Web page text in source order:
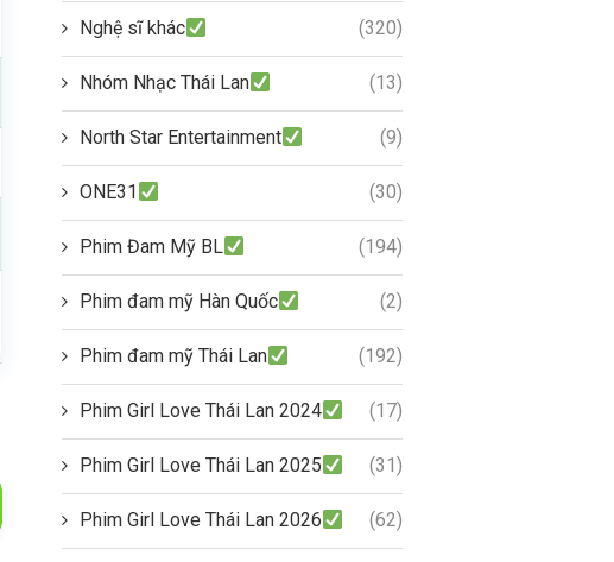
Nghệ sĩ khác (320)
Nhóm Nhạc Thái Lan (13)
North Star Entertainment (9)
ONE31 (30)
Phim Đam Mỹ BL (194)
Phim đam mỹ Hàn Quốc (2)
Phim đam mỹ Thái Lan (192)
Phim Girl Love Thái Lan 2024 (17)
Phim Girl Love Thái Lan 2025 (31)
Phim Girl Love Thái Lan 2026 (62)